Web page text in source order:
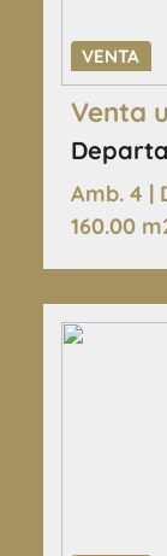
VENTA
Venta
Amb. 4 |
160.00